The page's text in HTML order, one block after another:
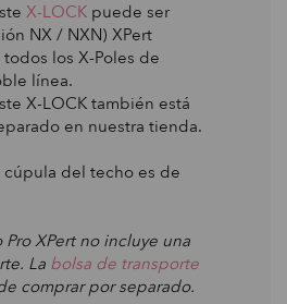
X-LOCK puede ser
NX / NXN) XPert
los X-Poles de
línea.
X-LOCK también está
en nuestra tienda.
del techo es de
XPert no incluye una
La bolsa de transporte
comprar por separado.